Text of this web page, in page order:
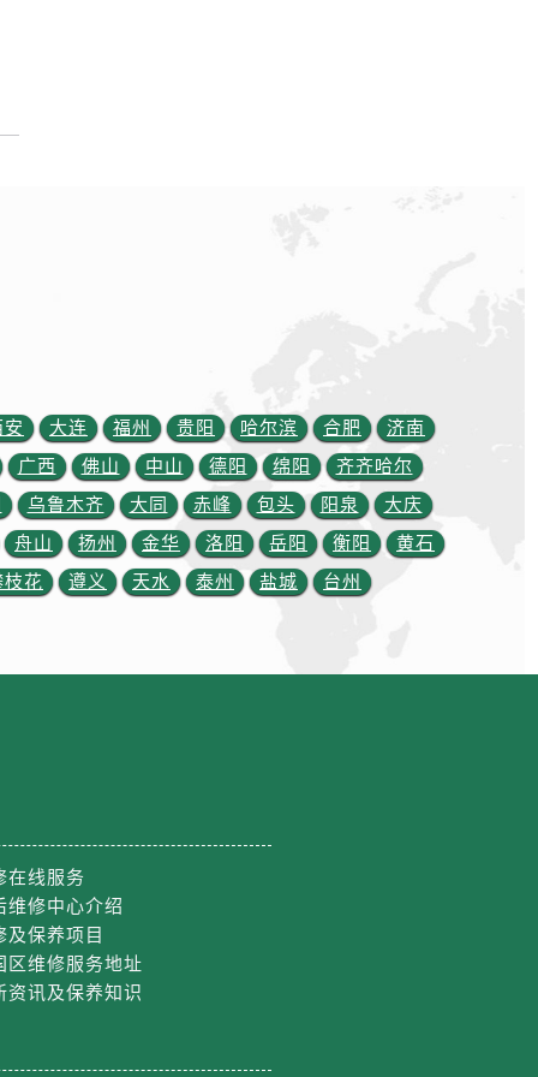
安 大连 福州 贵阳 哈尔滨 合肥
济南
广西 佛山 中山 德阳 绵阳
齐齐哈尔
乌鲁木齐 大同 赤峰 包头 阳泉
大庆
舟山 扬州 金华 洛阳 岳阳 衡阳
黄石
枝花 遵义 天水 泰州 盐城 台州
在线服务
维修中心介绍
及保养项目
区维修服务地址
资讯及保养知识